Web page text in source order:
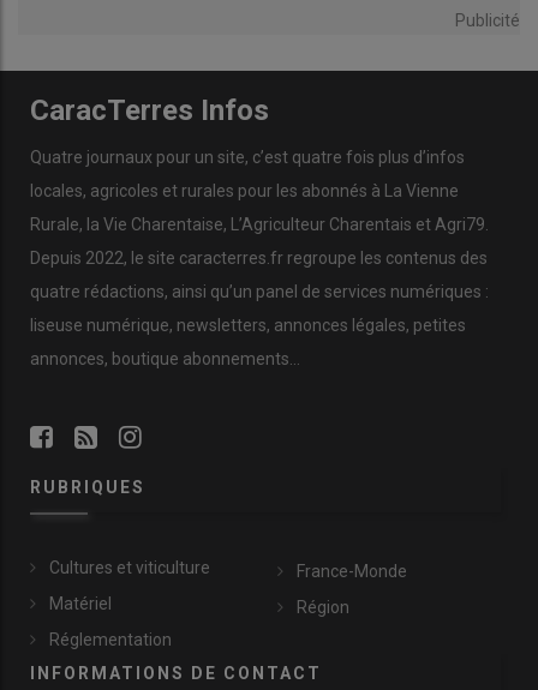
Publicité
CaracTerres Infos
Quatre journaux pour un site, c’est quatre fois plus d’infos
locales, agricoles et rurales pour les abonnés à La Vienne
Rurale, la Vie Charentaise, L’Agriculteur Charentais et Agri79.
Depuis 2022, le site caracterres.fr regroupe les contenus des
quatre rédactions, ainsi qu’un panel de services numériques :
liseuse numérique, newsletters, annonces légales, petites
annonces, boutique abonnements…
RUBRIQUES
Cultures et viticulture
Matériel
Réglementation
France-Monde
Région
INFORMATIONS DE CONTACT